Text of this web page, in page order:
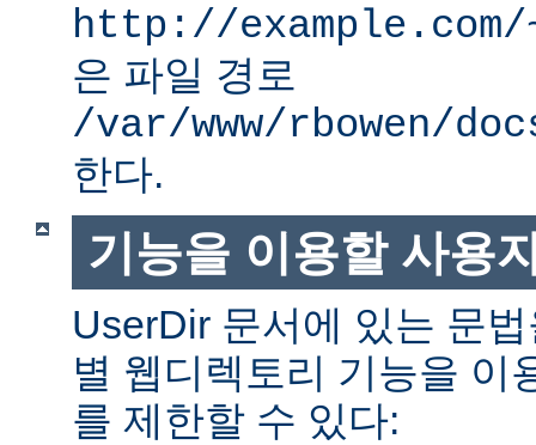
http://
은 파일 경로
/var/www/rbowen/
한다.
기능을 이용할 사용
UserDir 문서에 있는 문
별 웹디렉토리 기능을 이
를 제한할 수 있다: